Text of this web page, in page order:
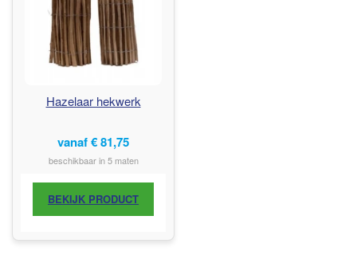
Hazelaar hekwerk
vanaf€81,75
beschikbaar in 5 maten
BEKIJK PRODUCT